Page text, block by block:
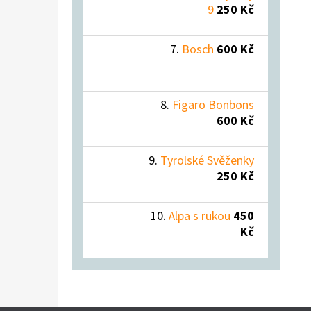
9 250 Kč
Bosch 600 Kč
Figaro Bonbons
600 Kč
Tyrolské Svěženky
250 Kč
Alpa s rukou 450
Kč